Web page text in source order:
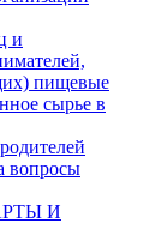
и
пищевые
сырье в
вопросы
И